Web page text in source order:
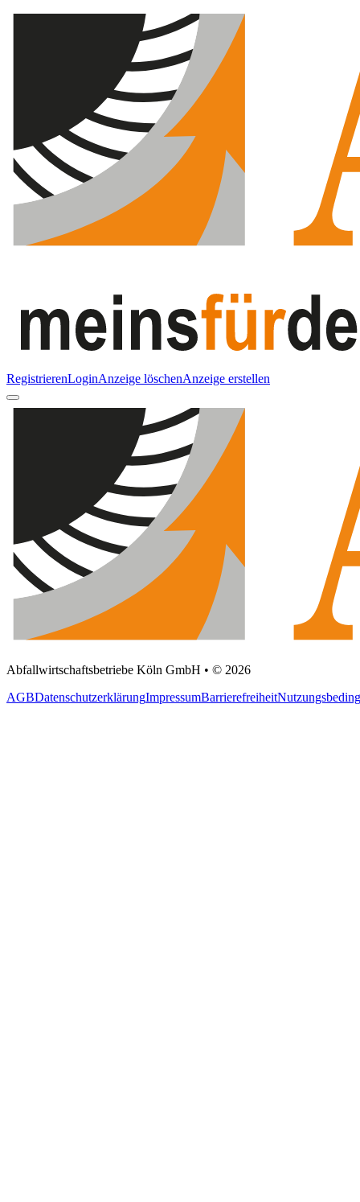
RegistrierenLoginAnzeige löschenAnzeige erstellen
Abfallwirtschaftsbetriebe Köln GmbH • © 2026
AGBDatenschutzerklärungImpressumBarrierefreiheit